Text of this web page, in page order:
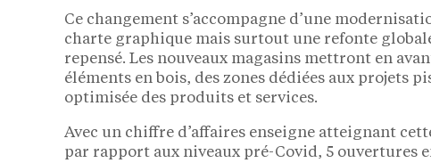
Ce changement s’accompagne d’une
charte graphique mais surtout une refonte
repensé. Les nouveaux magasins mettront en
éléments en bois, des zones dédiées aux projets
optimisée des produits et services.
Avec un chiffre d’affaires enseigne atteignant
par rapport aux niveaux pré-Covid, 5 ouvertures